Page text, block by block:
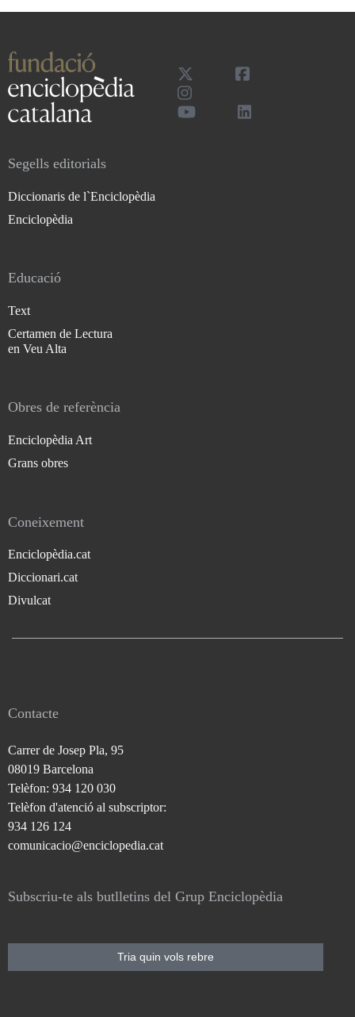
Segells editorials
Diccionaris de l`Enciclopèdia
Enciclopèdia
Educació
Text
Certamen de Lectura
en Veu Alta
Obres de referència
Enciclopèdia Art
Grans obres
Coneixement
Enciclopèdia.cat
Diccionari.cat
Divulcat
Contacte
Carrer de Josep Pla, 95
08019 Barcelona
Telèfon: 934 120 030
Telèfon d'atenció al subscriptor:
934 126 124
comunicacio@enciclopedia.cat
Subscriu-te als butlletins del Grup Enciclopèdia
Tria quin vols rebre